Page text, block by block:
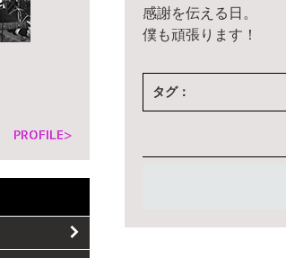
感謝を伝える日。
僕も頑張ります！
タグ：
PROFILE>